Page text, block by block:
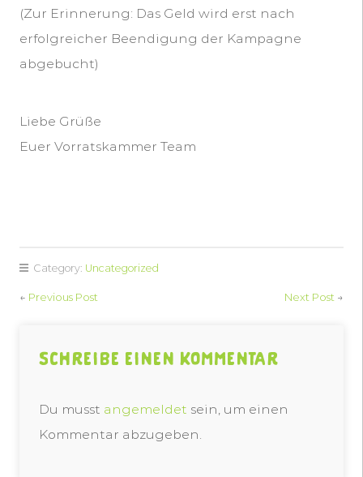
(Zur Erinnerung: Das Geld wird erst nach
erfolgreicher Beendigung der Kampagne
abgebucht)
Liebe Grüße
Euer Vorratskammer Team
Category: Uncategorized
← Previous Post Next Post →
Schreibe einen Kommentar
Du musst angemeldet sein, um einen
Kommentar abzugeben.